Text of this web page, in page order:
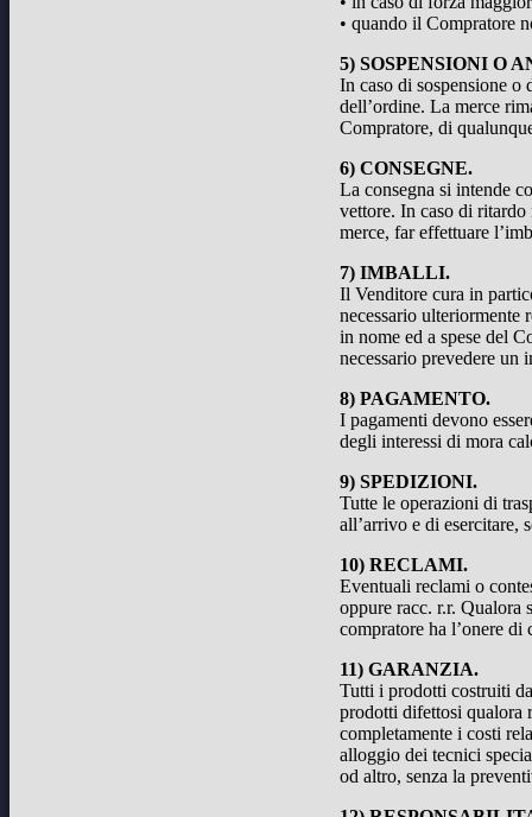
• quando il Compratore
5) SOSPENSIONI O
In caso di sospensione
dell’ordine. La merce
Compratore, di
6) CONSEGNE.
La consegna si intende
vettore. In caso di
merce, far effettuare
7) IMBALLI.
Il Venditore cura in
necessario ulteriormente
in nome ed a spese del
necessario prevedere un
8) PAGAMENTO.
I pagamenti devono
degli interessi di mora
9) SPEDIZIONI.
Tutte le operazioni di
all’arrivo e di esercitare,
10) RECLAMI.
Eventuali reclami o
oppure racc. r.r. Qualora
compratore ha l’onere
11) GARANZIA.
Tutti i prodotti costruiti
prodotti difettosi qualora
completamente i costi
alloggio dei tecnici
od altro, senza la